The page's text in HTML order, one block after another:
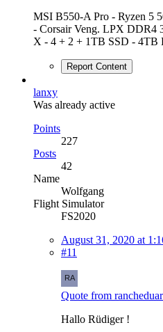
MSI B550-A Pro - Ryzen 5
- Corsair Veng. LPX DDR4
X - 4 + 2 + 1TB SSD - 4TB
Report Content
lanxy
Was already active
Points
227
Posts
42
Name
Wolfgang
Flight Simulator
FS2020
August 31, 2020 at
#11
Quote from
Hallo Rüdiger !